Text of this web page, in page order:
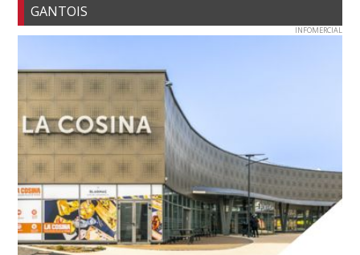
GANTOIS
INFOMERCIAL